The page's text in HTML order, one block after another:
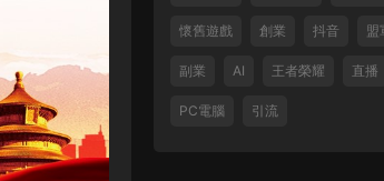
懷舊遊戲 創業 抖音 盟
副業 AI 王者榮耀 直播
PC電腦 引流